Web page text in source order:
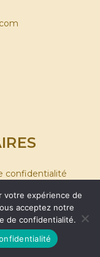
confidentialité
Tarn © 2026
votre expérience de
acceptez notre
de confidentialité.